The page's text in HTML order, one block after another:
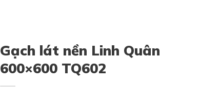
Gạch lát nền Linh Quân
600×600 TQ602